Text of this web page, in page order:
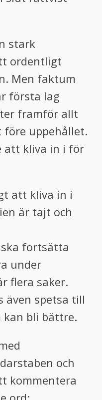
stark
ordentligt
Men faktum
första lag
framför allt
uppehållet.
att kliva in i för
att kliva in i
är tajt och
fortsätta
under
flera saker.
även spetsa till
kan bli bättre.
och
kommentera